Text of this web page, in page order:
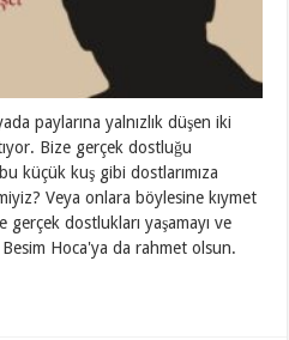
paylarına yalnızlık düşen iki
Bize gerçek dostluğu
küçük kuş gibi dostlarımıza
Veya onlara böylesine kıymet
dostlukları yaşamayı ve
Hoca'ya da rahmet olsun.